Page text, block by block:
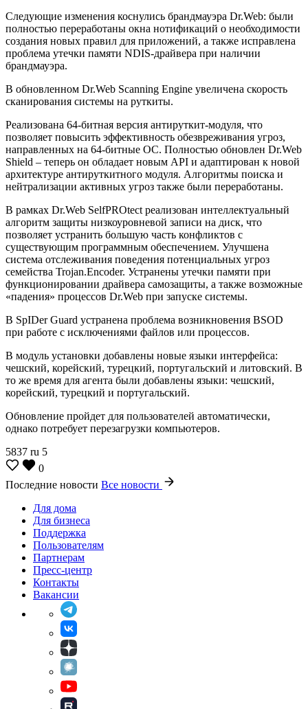
Следующие изменения коснулись брандмауэра Dr.Web: были
полностью переработаны окна нотификаций о необходимости
создания новых правил для приложений, а также исправлена
проблема утечки памяти NDIS-драйвера при наличии
брандмауэра.
В обновленном Dr.Web Scanning Engine увеличена скорость
сканирования системы на руткиты.
Реализована 64-битная версия антируткит-модуля, что
позволяет повысить эффективность обезвреживания угроз,
направленных на 64-битные ОС. Полностью обновлен Dr.Web
Shield – теперь он обладает новым API и адаптирован к новой
архитектуре антируткитного модуля. Алгоритмы поиска и
нейтрализации активных угроз также были переработаны.
В рамках Dr.Web SelfPROtect реализован интеллектуальный
алгоритм защиты низкоуровневой записи на диск, что
позволяет устранить большую часть конфликтов с
существующим программным обеспечением. Улучшена
система отслеживания поведения потенциальных угроз
семейства Trojan.Encoder. Устранены утечки памяти при
функционировании драйвера самозащиты, а также возможные
«падения» процессов Dr.Web при запуске системы.
В SpIDer Guard устранена проблема возникновения BSOD
при работе с исключениями файлов или процессов.
В модуль установки добавлены новые языки интерфейса:
чешский, корейский, турецкий, португальский и литовский. В
то же время для агента были добавлены языки: чешский,
корейский, турецкий и португальский.
Обновление пройдет для пользователей автоматически,
однако потребует перезагрузки компьютеров.
5837 ru 5
0
Последние новости Все новости
Для дома
Для бизнеса
Поддержка
Пользователям
Партнерам
Пресс-центр
Контакты
Вакансии